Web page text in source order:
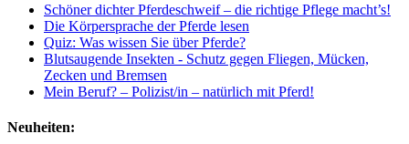
Schöner dichter Pferdeschweif – die richtige Pflege macht’s!
Die Körpersprache der Pferde lesen
Quiz: Was wissen Sie über Pferde?
Blutsaugende Insekten - Schutz gegen Fliegen, Mücken,
Zecken und Bremsen
Mein Beruf? – Polizist/in – natürlich mit Pferd!
Neuheiten: